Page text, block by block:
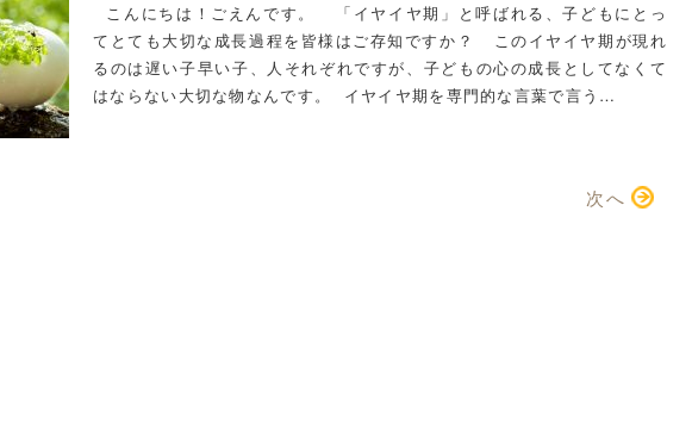
こんにちは！ごえんです。 「イヤイヤ期」と呼ばれる、子どもにとっ
てとても大切な成長過程を皆様はご存知ですか？ このイヤイヤ期が現れ
るのは遅い子早い子、人それぞれですが、子どもの心の成長としてなくて
はならない大切な物なんです。 イヤイヤ期を専門的な言葉で言う…
次へ